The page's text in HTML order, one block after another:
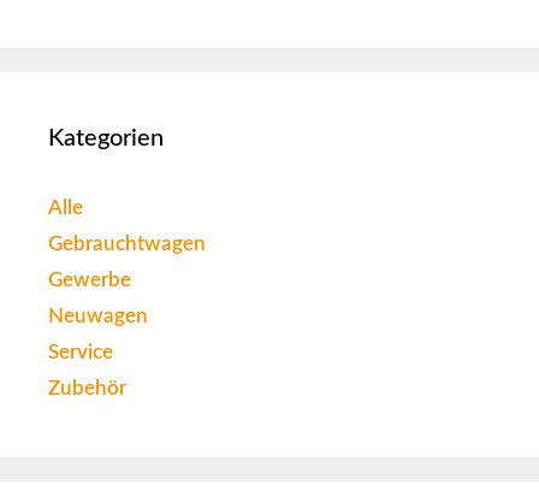
Kategorien
Alle
Gebrauchtwagen
Gewerbe
Neuwagen
Service
Zubehör